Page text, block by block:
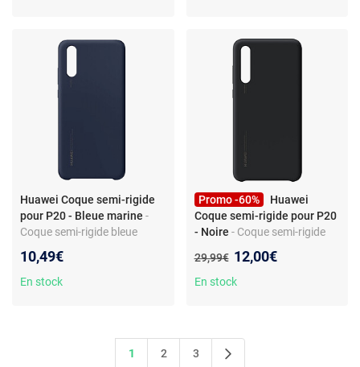
Huawei Coque semi-rigide
pour P20 - Bleue marine -
Coque semi-rigide bleue
10,49€
En stock
Promo -60%
Huawei
Coque semi-rigide pour P20
- Noire - Coque semi-rigide
Ancien prix :
29,99€ Nouveau prix :
12,00€
En stock
1 2 3